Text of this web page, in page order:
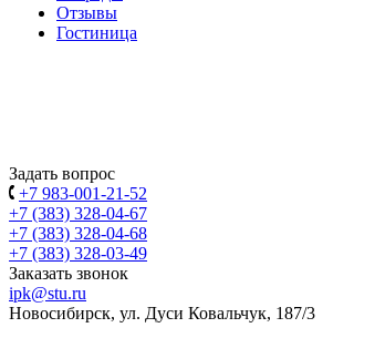
Отзывы
Гостиница
Задать вопрос
+7 983-001-21-52
+7 (383) 328-04-67
+7 (383) 328-04-68
+7 (383) 328-03-49
Заказать звонок
ipk@stu.ru
Новосибирск, ул. Дуси Ковальчук, 187/3